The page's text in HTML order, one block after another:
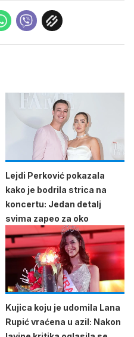
Lejdi Perković pokazala
kako je bodrila strica na
koncertu: Jedan detalj
svima zapeo za oko
Kujica koju je udomila Lana
Rupić vraćena u azil: Nakon